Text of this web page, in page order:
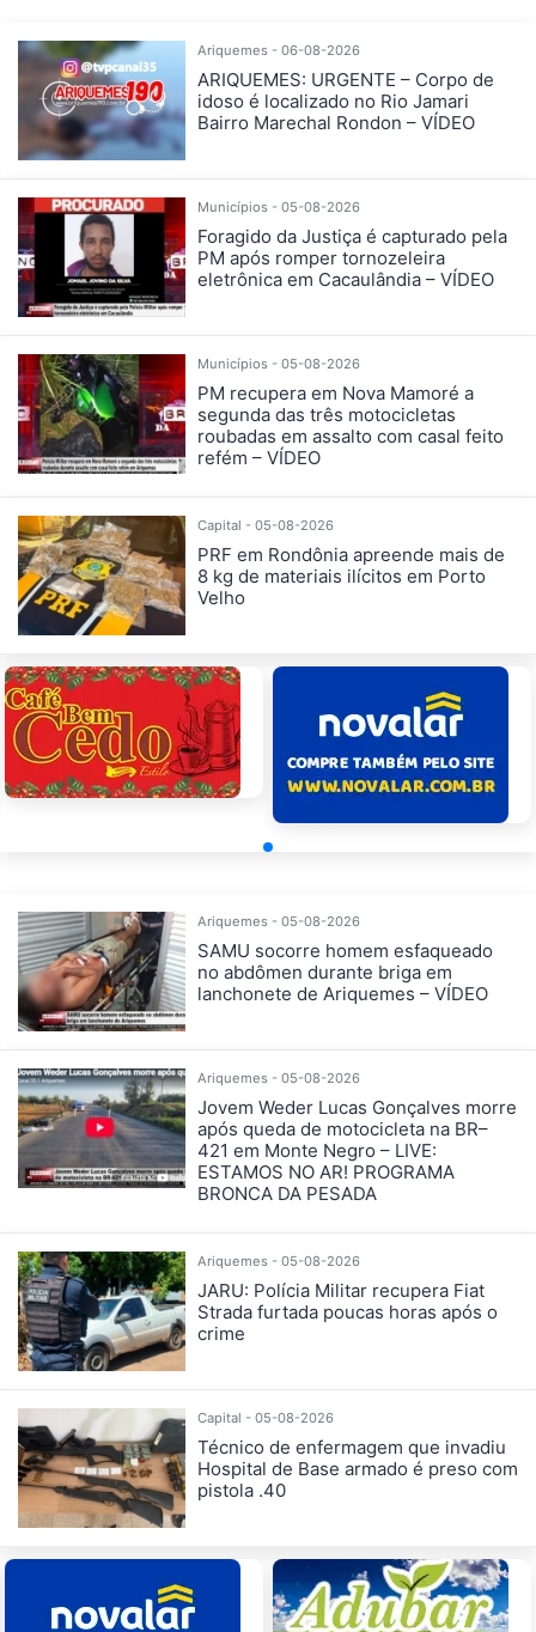
Ariquemes - 06-08-2026
ARIQUEMES: URGENTE – Corpo de
idoso é localizado no Rio Jamari
Bairro Marechal Rondon – VÍDEO
Municípios - 05-08-2026
Foragido da Justiça é capturado pela
PM após romper tornozeleira
eletrônica em Cacaulândia – VÍDEO
Municípios - 05-08-2026
PM recupera em Nova Mamoré a
segunda das três motocicletas
roubadas em assalto com casal feito
refém – VÍDEO
Capital - 05-08-2026
PRF em Rondônia apreende mais de
8 kg de materiais ilícitos em Porto
Velho
Ariquemes - 05-08-2026
SAMU socorre homem esfaqueado
no abdômen durante briga em
lanchonete de Ariquemes – VÍDEO
Ariquemes - 05-08-2026
Jovem Weder Lucas Gonçalves morre
após queda de motocicleta na BR–
421 em Monte Negro – LIVE:
ESTAMOS NO AR! PROGRAMA
BRONCA DA PESADA
Ariquemes - 05-08-2026
JARU: Polícia Militar recupera Fiat
Strada furtada poucas horas após o
crime
Capital - 05-08-2026
Técnico de enfermagem que invadiu
Hospital de Base armado é preso com
pistola .40